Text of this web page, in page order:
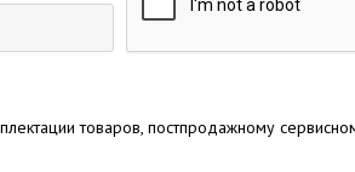
товаров, постпродажному